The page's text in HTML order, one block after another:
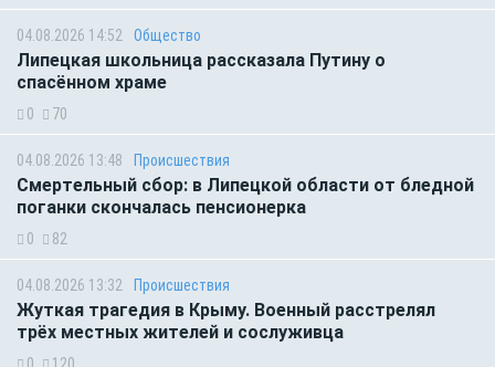
04.08.2026 14:52 Общество
Липецкая школьница рассказала Путину о
спасённом храме
0 70
04.08.2026 13:48 Происшествия
Смертельный сбор: в Липецкой области от бледной
поганки скончалась пенсионерка
0 82
04.08.2026 13:32 Происшествия
Жуткая трагедия в Крыму. Военный расстрелял
трёх местных жителей и сослуживца